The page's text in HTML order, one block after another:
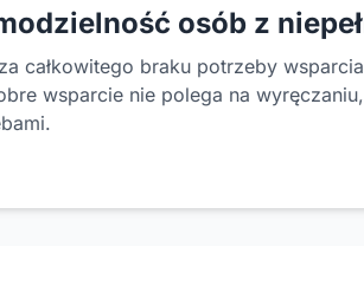
osób z
całkowitego braku potrzeby
wsparcie nie polega na